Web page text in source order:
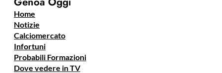
Home
Notizie
Calciomercato
Infortuni
Probabili Formazioni
Dove vedere in TV